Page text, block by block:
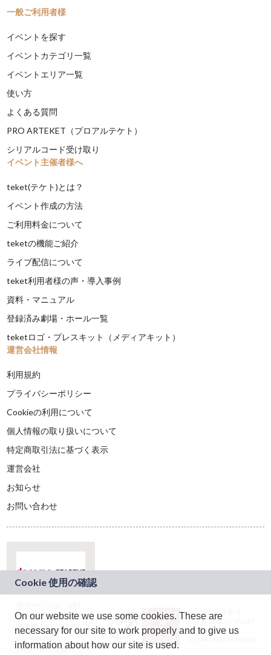
一般ご利用者様
イベントを探す
イベントカテゴリ一覧
イベントエリア一覧
使い方
よくある質問
PRO ARTEKET（プロアルテケト）
シリアルコード受け取り
イベント主催者様へ
teket(テケト)とは？
イベント作成の方法
ご利用料金について
teketの機能ご紹介
ライブ配信について
teket利用者様の声・導入事例
資料・マニュアル
登録済み劇場・ホール一覧
teketロゴ・プレスキット（メディアキット）
運営会社情報
利用規約
プライバシーポリシー
Cookieの利用について
個人情報の取り扱いについて
特定商取引法に基づく表示
運営会社
お知らせ
お問い合わせ
ドコモグループの新
規事業創出プログラ
ム「docomo
STARTUP」を通じて
JASRAC許諾番号：
9024936001Y45037
JASRAC許諾番号：
On our website we use some cookies. These are
necessary for our site to work properly and to give us
information about how our site is used.